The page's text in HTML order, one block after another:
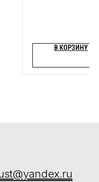
В КОРЗИНУ